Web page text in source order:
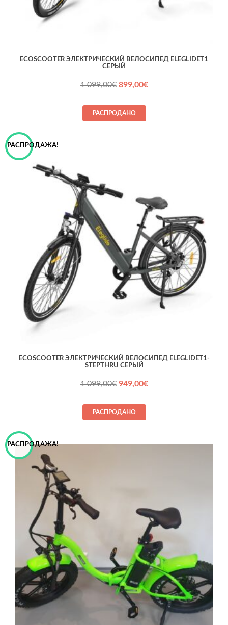
ECOSCOOTER ЭЛЕКТРИЧЕСКИЙ ВЕЛОСИПЕД ELEGLIDET1
СЕРЫЙ
1 099,00€ Первоначальная
составляла
1 099,00€.
899,00€Текущая
РАСПРОДАНО
РАСПРОДАЖА!
ECOSCOOTER ЭЛЕКТРИЧЕСКИЙ ВЕЛОСИПЕД ELEGLIDET1-
STEPTHRU СЕРЫЙ
1 099,00€ Первоначальная
составляла
1 099,00€.
949,00€Текущая
РАСПРОДАНО
РАСПРОДАЖА!